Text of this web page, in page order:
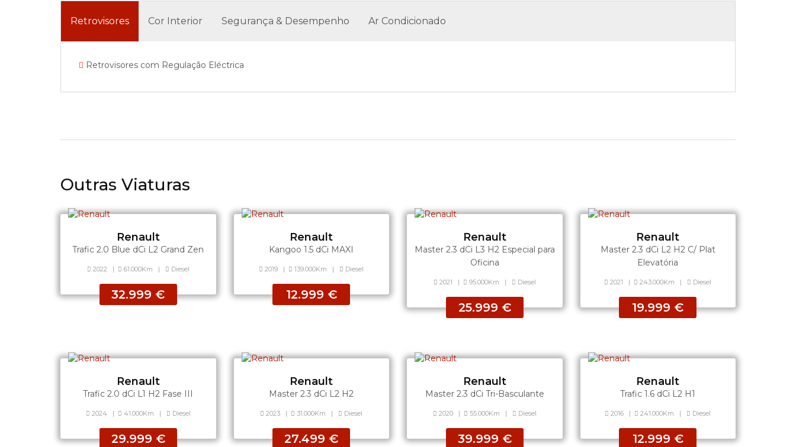
Retrovisores Cor Interior Segurança & Desempenho Ar Condicionado
Retrovisores com Regulação Eléctrica
Outras Viaturas
Renault
Trafic 2.0 Blue dCi L2 Grand Zen
2022 | 61.000Km | Diesel
32.999 €
Renault
Kangoo 1.5 dCi MAXI
2019 | 139.000Km | Diesel
12.999 €
Renault
Master 2.3 dCi L3 H2 Especial para
Oficina
2021 | 95.000Km | Diesel
25.999 €
Renault
Master 2.3 dCi L2 H2 C/ Plat
Elevatória
2021 | 243.000Km | Diesel
19.999 €
Renault
Trafic 2.0 dCi L1 H2 Fase III
2024 | 41.000Km | Diesel
29.999 €
Renault
Master 2.3 dCi L2 H2
2023 | 31.000Km | Diesel
27.499 €
Renault
Master 2.3 dCi Tri-Basculante
2020 | 55.000Km | Diesel
39.999 €
Renault
Trafic 1.6 dCi L2 H1
2016 | 241.000Km | Diesel
12.999 €